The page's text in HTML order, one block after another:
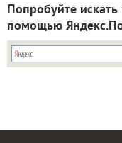
Попробуйте
помощью